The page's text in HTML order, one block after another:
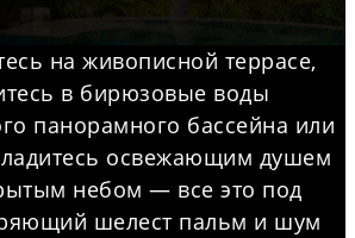
на живописной террасе,
в бирюзовые воды
панорамного бассейна или
освежающим душем
небом — все это под
шелест пальм и шум